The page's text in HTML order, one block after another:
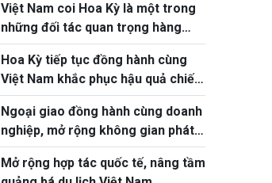
Việt Nam coi Hoa Kỳ là một trong
những đối tác quan trọng hàng
đầu
Hoa Kỳ tiếp tục đồng hành cùng
Việt Nam khắc phục hậu quả chiến
tranh
Ngoại giao đồng hành cùng doanh
nghiệp, mở rộng không gian phát
triển cho Việt Nam
Mở rộng hợp tác quốc tế, nâng tầm